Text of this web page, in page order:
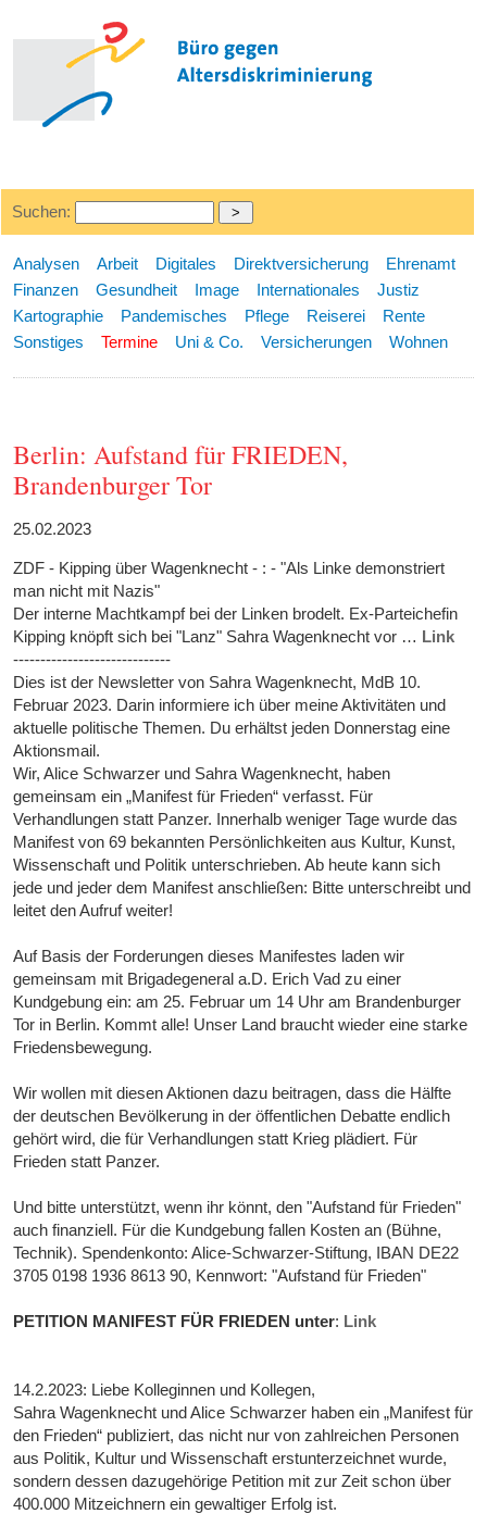
Suchen:
Analysen Arbeit Digitales Direktversicherung
Ehrenamt
Finanzen
Gesundheit Image Internationales
Justiz
Kartographie
Pandemisches Pflege Reiserei
Rente
Sonstiges
Termine Uni & Co. Versicherungen Wohnen
Berlin: Aufstand für FRIEDEN,
Brandenburger Tor
25.02.2023
ZDF - Kipping über Wagenknecht - : - "Als Linke demonstriert
man nicht mit Nazis"
Der interne Machtkampf bei der Linken brodelt. Ex-Parteichefin
Kipping knöpft sich bei "Lanz" Sahra Wagenknecht vor … Link
-----------------------------
Dies ist der Newsletter von Sahra Wagenknecht, MdB 10.
Februar 2023. Darin informiere ich über meine Aktivitäten und
aktuelle politische Themen. Du erhältst jeden Donnerstag eine
Aktionsmail.
­Wir, Alice Schwarzer und Sahra Wagenknecht, haben
gemeinsam ein „Manifest für Frieden“ verfasst. Für
Verhandlungen statt Panzer. Innerhalb weniger Tage wurde das
Manifest von 69 bekannten Persönlichkeiten aus Kultur, Kunst,
Wissenschaft und Politik unterschrieben. Ab heute kann sich
jede und jeder dem Manifest anschließen: Bitte unterschreibt und
leitet den Aufruf weiter!
Auf Basis der Forderungen dieses Manifestes laden wir
gemeinsam mit Brigadegeneral a.D. Erich Vad zu einer
Kundgebung ein: am 25. Februar um 14 Uhr am Brandenburger
Tor in Berlin. Kommt alle! Unser Land braucht wieder eine starke
Friedensbewegung.
Wir wollen mit diesen Aktionen dazu beitragen, dass die Hälfte
der deutschen Bevölkerung in der öffentlichen Debatte endlich
gehört wird, die für Verhandlungen statt Krieg plädiert. Für
Frieden statt Panzer.
Und bitte unterstützt, wenn ihr könnt, den "Aufstand für Frieden"
auch finanziell. Für die Kundgebung fallen Kosten an (Bühne,
Technik). Spendenkonto: Alice-Schwarzer-Stiftung, IBAN DE22
3705 0198 1936 8613 90, Kennwort: "Aufstand für Frieden"
PETITION MANIFEST FÜR FRIEDEN unter: Link
14.2.2023: Liebe Kolleginnen und Kollegen,
Sahra Wagenknecht und Alice Schwarzer haben ein „Manifest für
den Frieden“ publiziert, das nicht nur von zahlreichen Personen
aus Politik, Kultur und Wissenschaft erstunterzeichnet wurde,
sondern dessen dazugehörige Petition mit zur Zeit schon über
400.000 Mitzeichnern ein gewaltiger Erfolg ist.